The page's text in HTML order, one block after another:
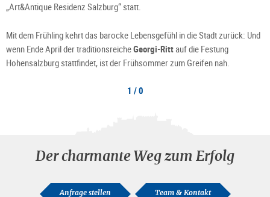
„Art&Antique Residenz Salzburg“ statt.
Mit dem Frühling kehrt das barocke Lebensgefühl in die Stadt zurück: Und
wenn Ende April der traditionsreicheGeorgi-Ritt auf die Festung
Hohensalzburg stattfindet, ist der Frühsommer zum Greifen nah.
1 / 0
Der charmante Weg zum Erfolg
Anfrage stellen Team & Kontakt